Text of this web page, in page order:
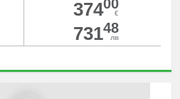
37400
€
73148
лв